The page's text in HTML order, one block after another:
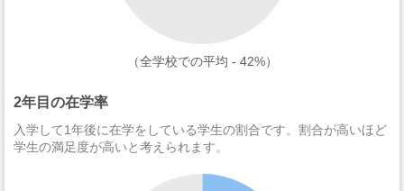
（全学校での平均 - 42%）
2年目の在学率
入学して1年後に在学をしている学生の割合です。割合が高いほど
学生の満足度が高いと考えられます。